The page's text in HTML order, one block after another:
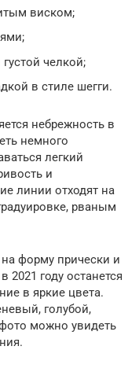
виском;
челкой;
в стиле шегги.
небрежность в
немного
легкий
и
линии отходят на
рваным
форму прически и
2021 году останется
в яркие цвета.
голубой,
можно увидеть